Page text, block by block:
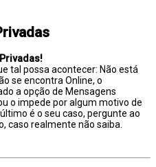
tal possa acontecer: Não está
se encontra Online, o
a opção de Mensagens
o impede por algum motivo de
é o seu caso, pergunte ao
caso realmente não saiba.